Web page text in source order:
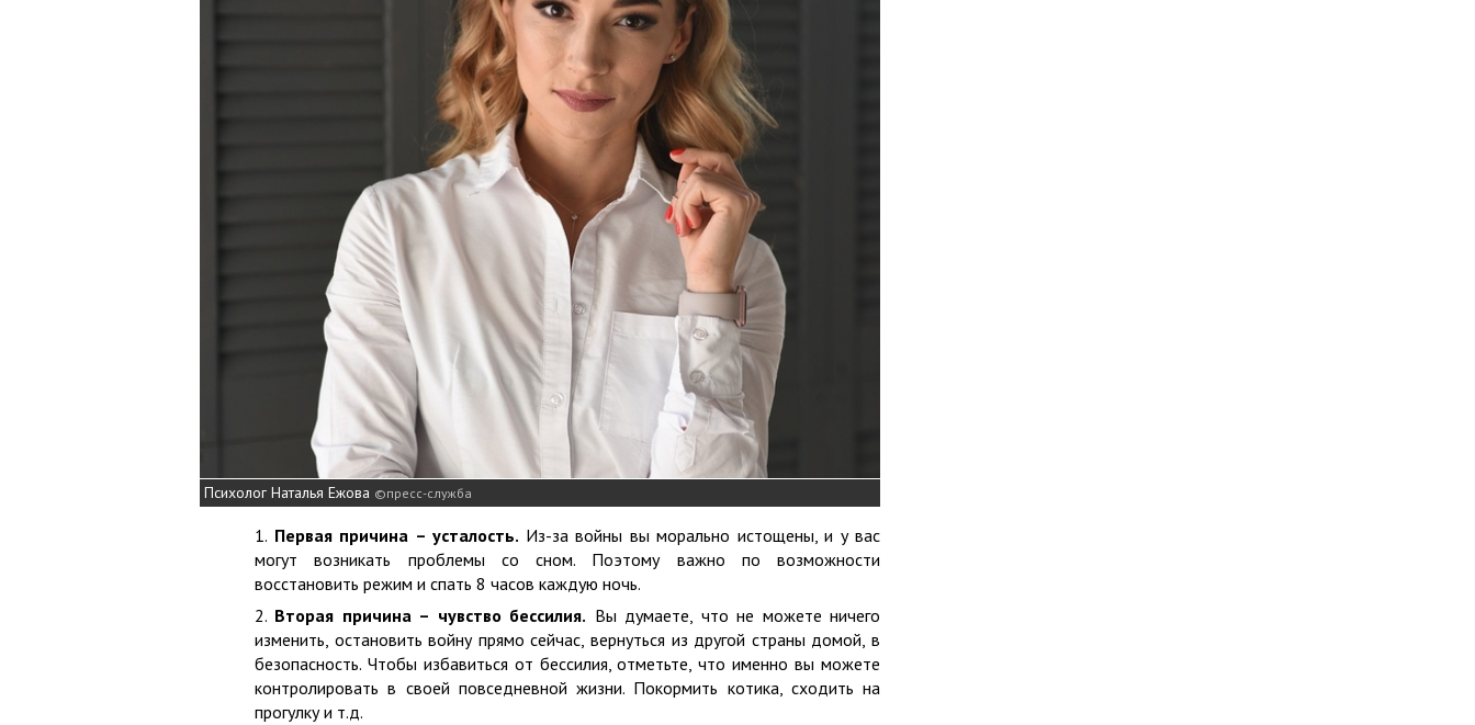
Психолог Наталья Ежова пресс-служба
Первая причина – усталость. Из-за войны вы морально истощены, и у вас
могут возникать проблемы со сном. Поэтому важно по возможности
восстановить режим и спать 8 часов каждую ночь.
Вторая причина – чувство бессилия. Вы думаете, что не можете ничего
изменить, остановить войну прямо сейчас, вернуться из другой страны домой, в
безопасность. Чтобы избавиться от бессилия, отметьте, что именно вы можете
контролировать в своей повседневной жизни. Покормить котика, сходить на
прогулку и т.д.